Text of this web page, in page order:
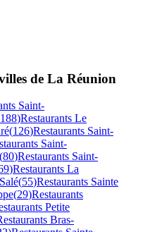
de La Réunion
Saint-
188)Restaurants Le
(126)Restaurants Saint-
Saint-
(80)Restaurants Saint-
)Restaurants La
(55)Restaurants Sainte
(29)Restaurants
Petite
Bras-